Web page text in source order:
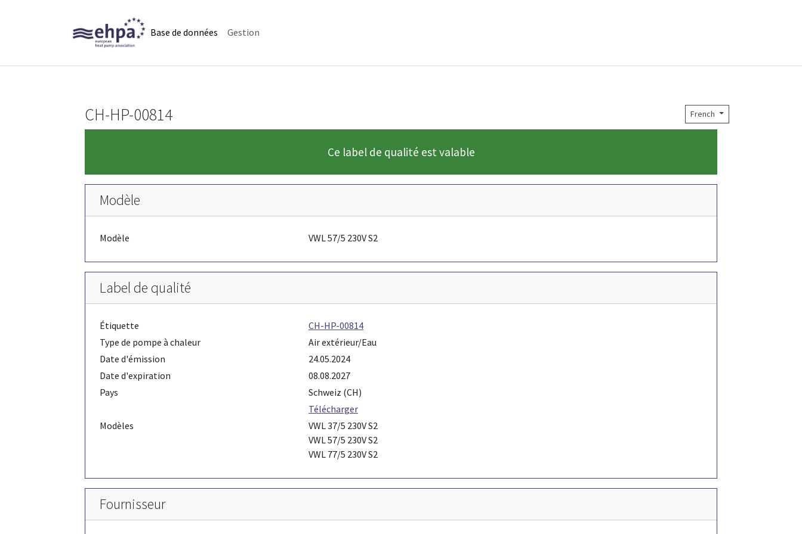
Base de données(current)
Gestion
French
CH-HP-00814
Ce label de qualité est valable
Modèle
Modèle VWL 57/5 230V S2
Label de qualité
Étiquette
CH-HP-00814
Type de pompe à chaleur
Air extérieur/Eau
Date d'émission
24.05.2024
Date d'expiration
08.08.2027
Pays
Schweiz (CH)
Télécharger
Modèles
VWL 37/5 230V S2
VWL 57/5 230V S2
VWL 77/5 230V S2
Fournisseur